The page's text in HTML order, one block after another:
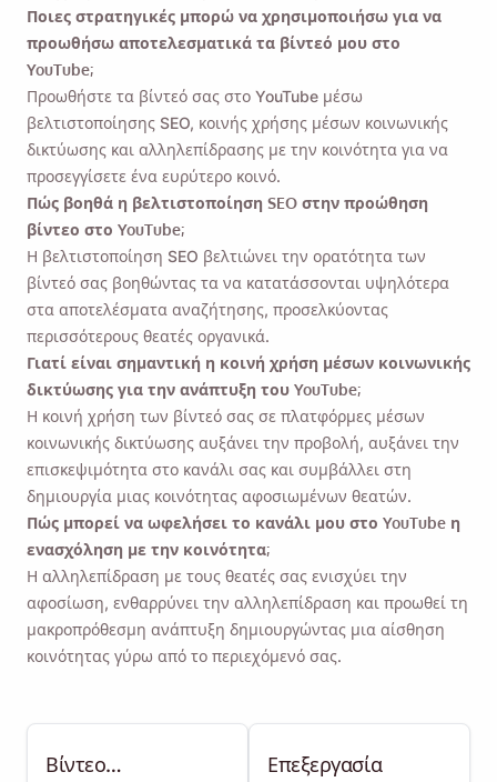
Ποιες στρατηγικές μπορώ να χρησιμοποιήσω για να
προωθήσω αποτελεσματικά τα βίντεό μου στο
YouTube;
Προωθήστε τα βίντεό σας στο YouTube μέσω
βελτιστοποίησης SEO, κοινής χρήσης μέσων κοινωνικής
δικτύωσης και αλληλεπίδρασης με την κοινότητα για να
προσεγγίσετε ένα ευρύτερο κοινό.
Πώς βοηθά η βελτιστοποίηση SEO στην προώθηση
βίντεο στο YouTube;
Η βελτιστοποίηση SEO βελτιώνει την ορατότητα των
βίντεό σας βοηθώντας τα να κατατάσσονται υψηλότερα
στα αποτελέσματα αναζήτησης, προσελκύοντας
περισσότερους θεατές οργανικά.
Γιατί είναι σημαντική η κοινή χρήση μέσων κοινωνικής
δικτύωσης για την ανάπτυξη του YouTube;
Η κοινή χρήση των βίντεό σας σε πλατφόρμες μέσων
κοινωνικής δικτύωσης αυξάνει την προβολή, αυξάνει την
επισκεψιμότητα στο κανάλι σας και συμβάλλει στη
δημιουργία μιας κοινότητας αφοσιωμένων θεατών.
Πώς μπορεί να ωφελήσει το κανάλι μου στο YouTube η
ενασχόληση με την κοινότητα;
Η αλληλεπίδραση με τους θεατές σας ενισχύει την
αφοσίωση, ενθαρρύνει την αλληλεπίδραση και προωθεί τη
μακροπρόθεσμη ανάπτυξη δημιουργώντας μια αίσθηση
κοινότητας γύρω από το περιεχόμενό σας.
Βίντεο
Επεξεργασία